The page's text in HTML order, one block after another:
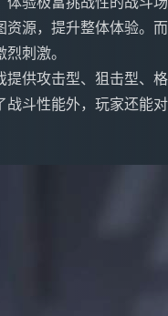
资源，提升整体体验。
刺激。
提供攻击型、狙击型、
战斗性能外，玩家还能